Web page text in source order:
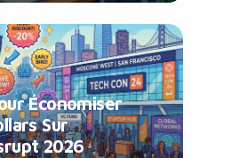
Économiser
Sur
2026